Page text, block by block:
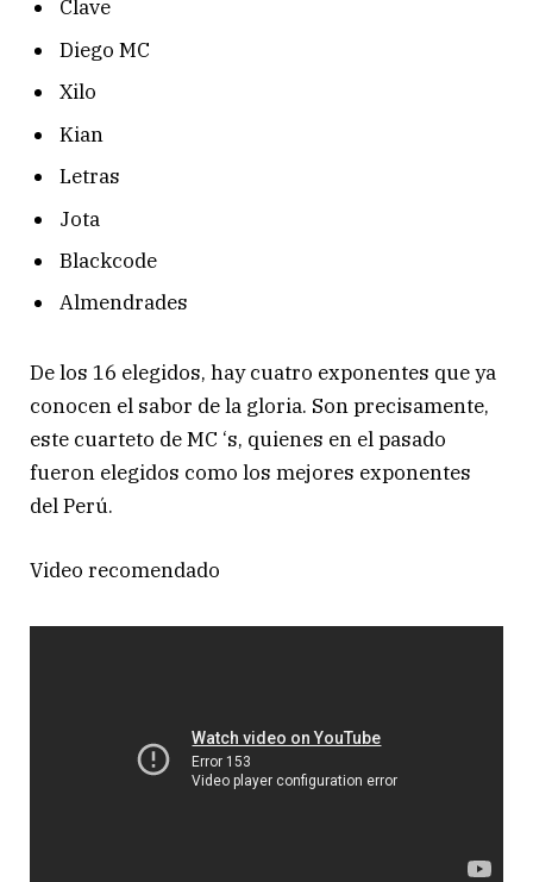
Clave
Diego MC
Xilo
Kian
Letras
Jota
Blackcode
Almendrades
De los 16 elegidos, hay cuatro exponentes que ya
conocen el sabor de la gloria. Son precisamente,
este cuarteto de MC ‘s, quienes en el pasado
fueron elegidos como los mejores exponentes
del Perú.
Video recomendado